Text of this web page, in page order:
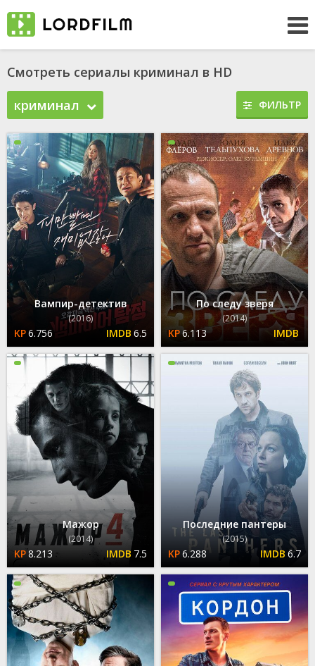
Смотреть сериалы криминал в HD
криминал
ФИЛЬТР
Вампир-детектив
(2016)
6.756 6.5
По следу зверя
(2014)
6.113
Мажор
(2014)
8.213 7.5
Последние пантеры
(2015)
6.288 6.7